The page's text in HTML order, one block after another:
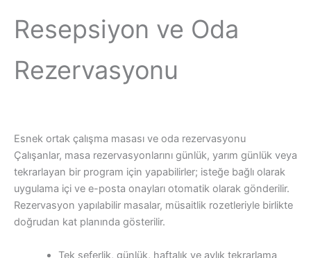
Resepsiyon ve Oda
Rezervasyonu
Esnek ortak çalışma masası ve oda rezervasyonu
Çalışanlar, masa rezervasyonlarını günlük, yarım günlük veya
tekrarlayan bir program için yapabilirler; isteğe bağlı olarak
uygulama içi ve e-posta onayları otomatik olarak gönderilir.
Rezervasyon yapılabilir masalar, müsaitlik rozetleriyle birlikte
doğrudan kat planında gösterilir.
Tek seferlik, günlük, haftalık ve aylık tekrarlama